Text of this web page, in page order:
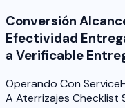
Conversión
Efectividad
a Verificable
Operando Con
A Aterrizajes Checklist